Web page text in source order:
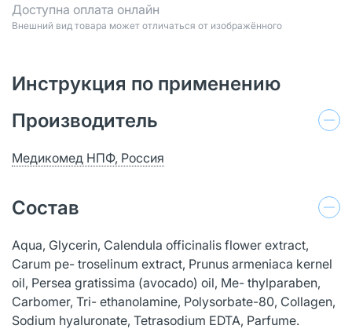
Доступна оплата онлайн
Bнешний вид товара может отличаться от изображённого
Инструкция по применению
Производитель
Медикомед НПФ, Россия
Состав
Aqua, Glycerin, Calendula officinalis flower extract,
Carum pe- troselinum extract, Prunus armeniaca kernel
oil, Persea gratissima (avocado) oil, Me- thylparaben,
Carbomer, Tri- ethanolamine, Polysorbate-80, Collagen,
Sodium hyaluronate, Tetrasodium EDTA, Parfume.